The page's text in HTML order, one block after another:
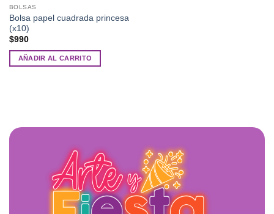
BOLSAS
Bolsa papel cuadrada princesa
(x10)
$990
AÑADIR AL CARRITO